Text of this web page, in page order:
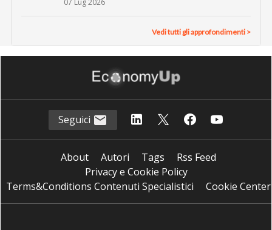
Vedi tutti gli approfondimenti >
Seguici
About Autori Tags
Rss Feed
Privacy e Cookie Policy
Terms&Conditions Contenuti Specialistici
Cookie Center